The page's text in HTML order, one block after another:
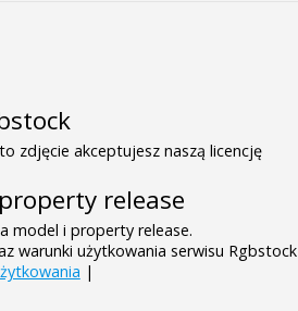
zdjęcie akceptujesz naszą licencję
release
model i property release.
warunki użytkowania serwisu Rgbstock
|